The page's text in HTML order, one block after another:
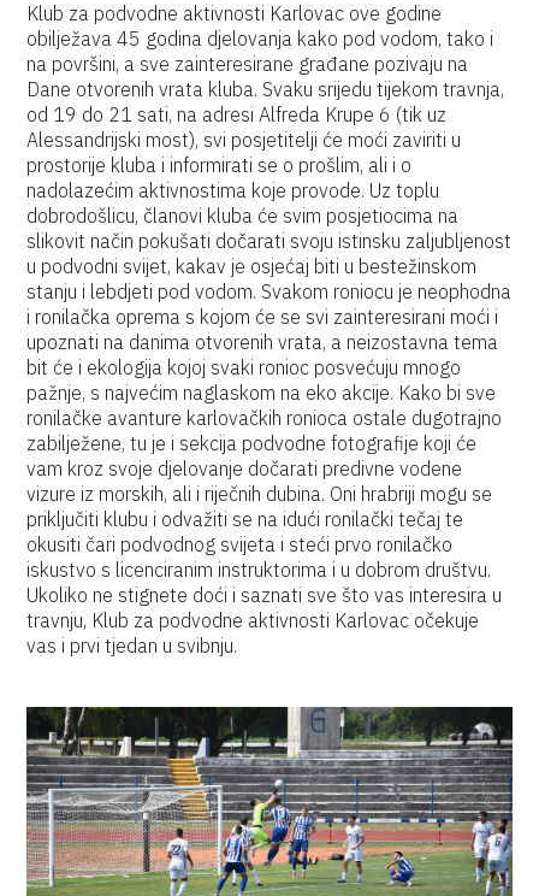
Klub za podvodne aktivnosti Karlovac ove godine
obilježava 45 godina djelovanja kako pod vodom, tako i
na površini, a sve zainteresirane građane pozivaju na
Dane otvorenih vrata kluba. Svaku srijedu tijekom travnja,
od 19 do 21 sati, na adresi Alfreda Krupe 6 (tik uz
Alessandrijski most), svi posjetitelji će moći zaviriti u
prostorije kluba i informirati se o prošlim, ali i o
nadolazećim aktivnostima koje provode. Uz toplu
dobrodošlicu, članovi kluba će svim posjetiocima na
slikovit način pokušati dočarati svoju istinsku zaljubljenost
u podvodni svijet, kakav je osjećaj biti u bestežinskom
stanju i lebdjeti pod vodom. Svakom roniocu je neophodna
i ronilačka oprema s kojom će se svi zainteresirani moći i
upoznati na danima otvorenih vrata, a neizostavna tema
bit će i ekologija kojoj svaki ronioc posvećuju mnogo
pažnje, s najvećim naglaskom na eko akcije. Kako bi sve
ronilačke avanture karlovačkih ronioca ostale dugotrajno
zabilježene, tu je i sekcija podvodne fotografije koji će
vam kroz svoje djelovanje dočarati predivne vodene
vizure iz morskih, ali i riječnih dubina. Oni hrabriji mogu se
priključiti klubu i odvažiti se na idući ronilački tečaj te
okusiti čari podvodnog svijeta i steći prvo ronilačko
iskustvo s licenciranim instruktorima i u dobrom društvu.
Ukoliko ne stignete doći i saznati sve što vas interesira u
travnju, Klub za podvodne aktivnosti Karlovac očekuje
vas i prvi tjedan u svibnju.